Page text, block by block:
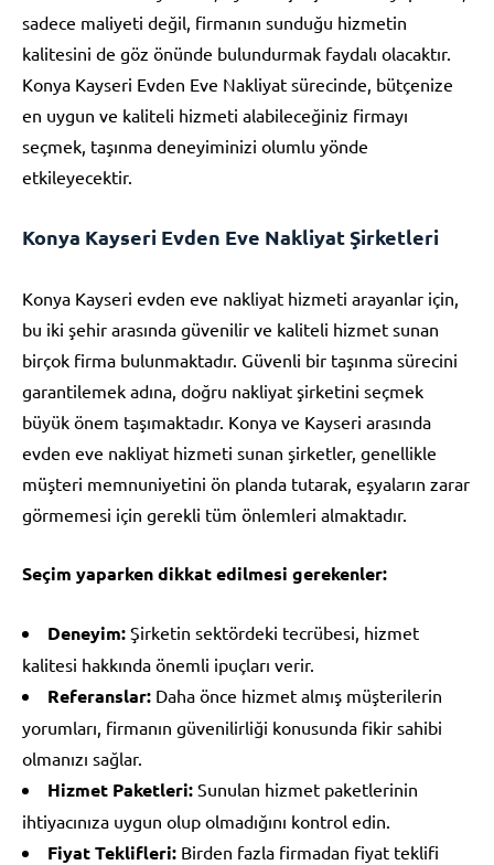
sadece maliyeti değil, firmanın sunduğu hizmetin
kalitesini de göz önünde bulundurmak faydalı olacaktır.
Konya Kayseri Evden Eve Nakliyat sürecinde, bütçenize
en uygun ve kaliteli hizmeti alabileceğiniz firmayı
seçmek, taşınma deneyiminizi olumlu yönde
etkileyecektir.
Konya Kayseri Evden Eve Nakliyat Şirketleri
Konya Kayseri evden eve nakliyat hizmeti arayanlar için,
bu iki şehir arasında güvenilir ve kaliteli hizmet sunan
birçok firma bulunmaktadır. Güvenli bir taşınma sürecini
garantilemek adına, doğru nakliyat şirketini seçmek
büyük önem taşımaktadır. Konya ve Kayseri arasında
evden eve nakliyat hizmeti sunan şirketler, genellikle
müşteri memnuniyetini ön planda tutarak, eşyaların zarar
görmemesi için gerekli tüm önlemleri almaktadır.
Seçim yaparken dikkat edilmesi gerekenler:
Deneyim: Şirketin sektördeki tecrübesi, hizmet
kalitesi hakkında önemli ipuçları verir.
Referanslar: Daha önce hizmet almış müşterilerin
yorumları, firmanın güvenilirliği konusunda fikir sahibi
olmanızı sağlar.
Hizmet Paketleri: Sunulan hizmet paketlerinin
ihtiyacınıza uygun olup olmadığını kontrol edin.
Fiyat Teklifleri: Birden fazla firmadan fiyat teklifi